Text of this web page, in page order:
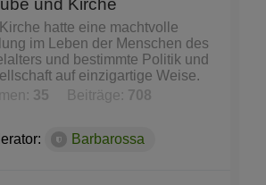
und Kirche
hatte eine machtvolle
im Leben der Menschen des
und bestimmte Politik und
auf einzigartige Weise.
35 Beiträge: 708
Barbarossa